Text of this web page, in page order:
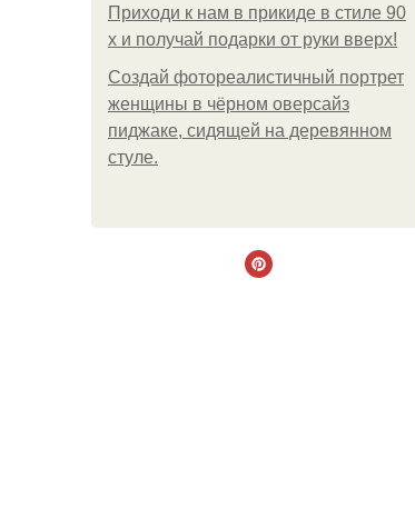
Приходи к нам в прикиде в стиле 90
х и получай подарки от руки вверх!
Создай фотореалистичный портрет
женщины в чёрном оверсайз
пиджаке, сидящей на деревянном
стуле.